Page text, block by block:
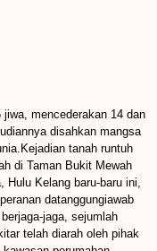
mencederakan 14 dan
disahkan mangsa
tanah runtuh
di Taman Bukit Mewah
Kelang baru-baru ini,
datanggungiawab
jaga, sejumlah
telah diarah oleh pihak